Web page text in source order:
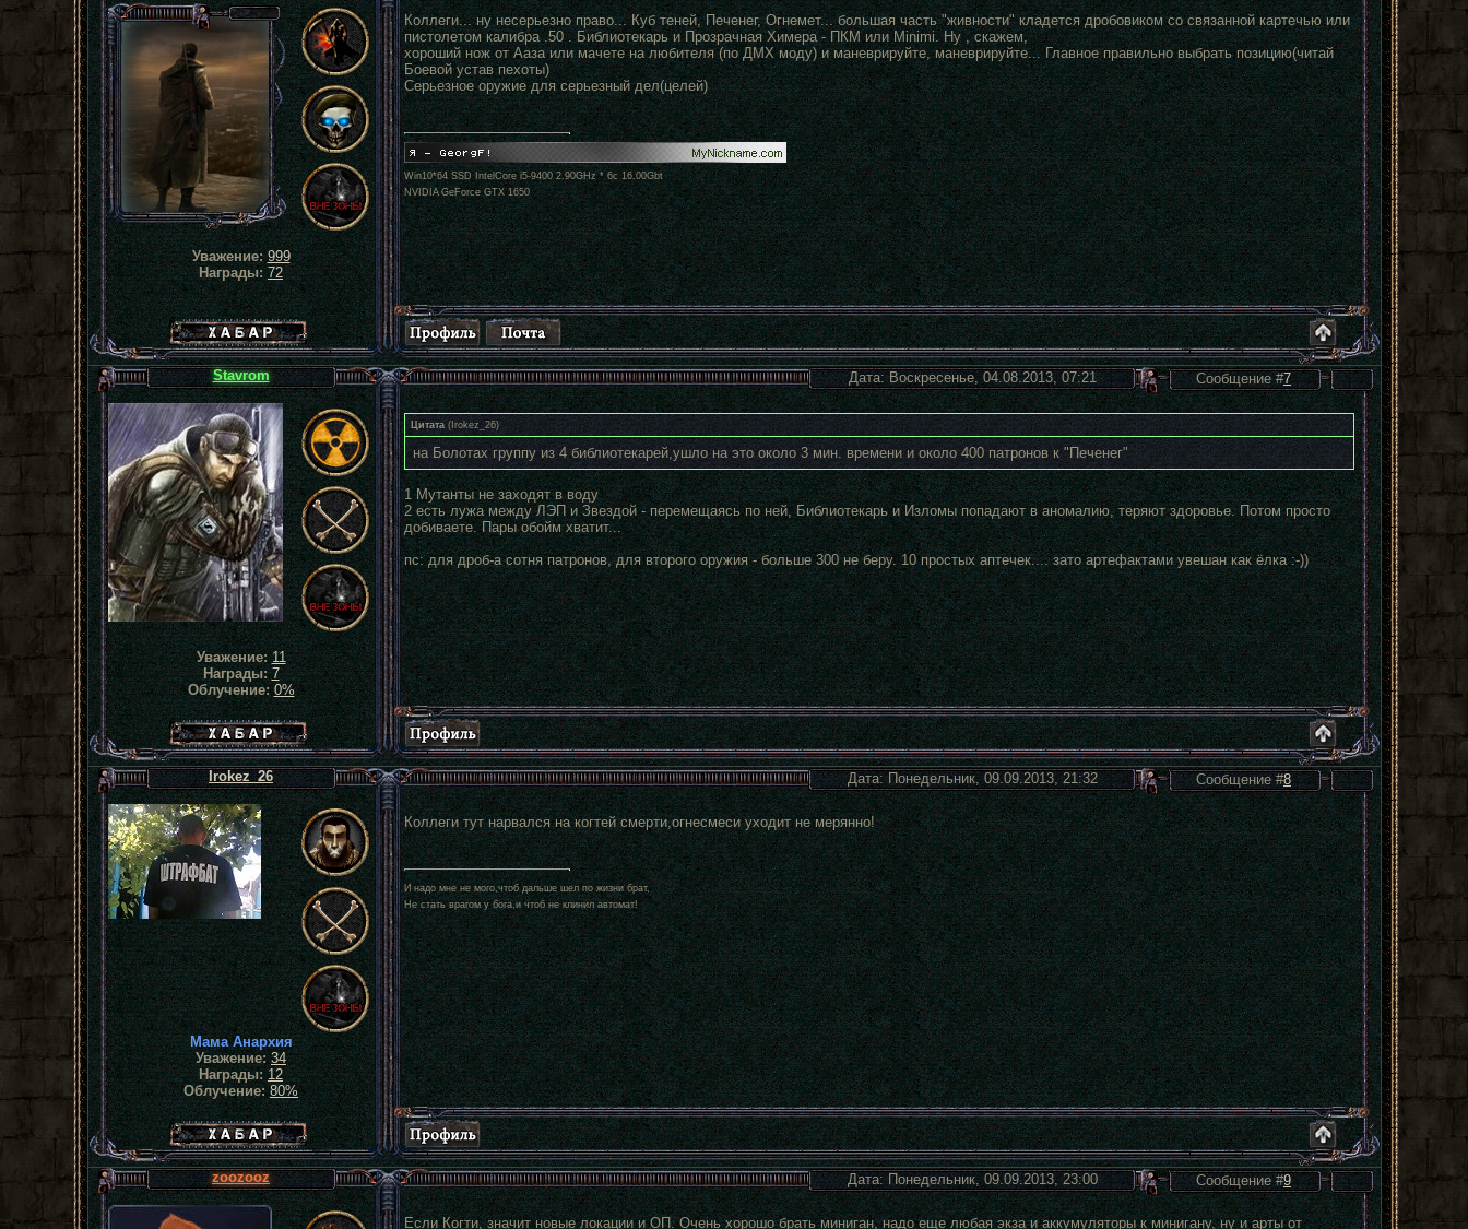
Коллеги... ну несерьезно право... Куб теней, Печенег, Огнемет... большая часть "живности" кладется дробовиком со связанной картечью или
пистолетом калибра .50 . Библиотекарь и Прозрачная Химера - ПКМ или Minimi. Ну , скажем,
хороший нож от Ааза или мачете на любителя (по ДМХ моду) и маневрируйте, маневрируйте... Главное правильно выбрать позицию(читай
Боевой устав пехоты)
Серьезное оружие для серьезный дел(целей)
Win10*64 SSD IntelCore i5-9400 2.90GHz * 6c 16.00Gbt
NVIDIA GeForce GTX 1650
Уважение:999
Награды: 72
Хабар сталкера
Дата: Воскресенье, 04.08.2013, 07:21 Сообщение #7
Цитата(Irokez_26)
на Болотах группу из 4 библиотекарей,ушло на это около 3 мин. времени и около 400 патронов к "Печенег"
1 Мутанты не заходят в воду
2 есть лужа между ЛЭП и Звездой - перемещаясь по ней, Библиотекарь и Изломы попадают в аномалию, теряют здоровье. Потом просто
добиваете. Пары обойм хватит...
пс: для дроб-а сотня патронов, для второго оружия - больше 300 не беру. 10 простых аптечек.... зато артефактами увешан как ёлка :-))
Stavrom
Уважение: 11
Награды: 7
Облучение:0%
Хабар сталкера
Дата: Понедельник, 09.09.2013, 21:32 Сообщение #8
Коллеги тут нарвался на когтей смерти,огнесмеси уходит не мерянно!
И надо мне не мого,чтоб дальше шел по жизни брат,
Не стать врагом у бога,и чтоб не клинил автомат!
Irokez_26
Мама Анархия
Уважение: 34
Награды: 12
Облучение:80%
Хабар сталкера
Дата: Понедельник, 09.09.2013, 23:00 Сообщение #9
Если Когти, значит новые локации и ОП. Очень хорошо брать миниган, надо еще любая экза и аккумуляторы к минигану, ну и арты от
zoozooz